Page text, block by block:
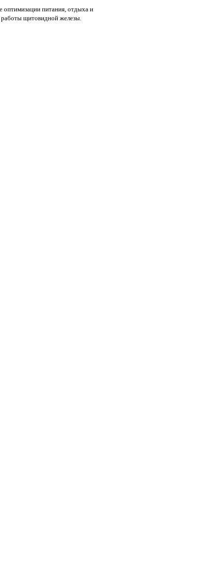
оптимизации питания, отдыха и
работы щитовидной железы.